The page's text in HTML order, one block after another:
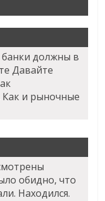
банки должны в
Давайте
Как и рыночные
обидно, что
Находился.